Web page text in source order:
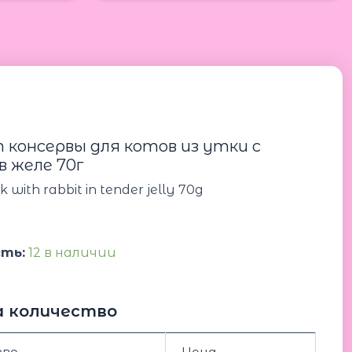
для котов из утки с
желе 70г
with rabbit in tender jelly 70g
12 в наличии
количество
with
rabbit
in
tender
Фест
котов